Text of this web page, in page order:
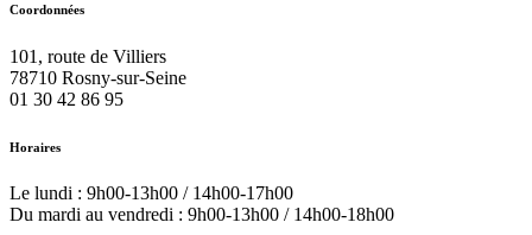
Coordonnées
101, route de Villiers
78710 Rosny-sur-Seine
01 30 42 86 95
Horaires
Le lundi : 9h00-13h00 / 14h00-17h00
Du mardi au vendredi : 9h00-13h00 / 14h00-18h00